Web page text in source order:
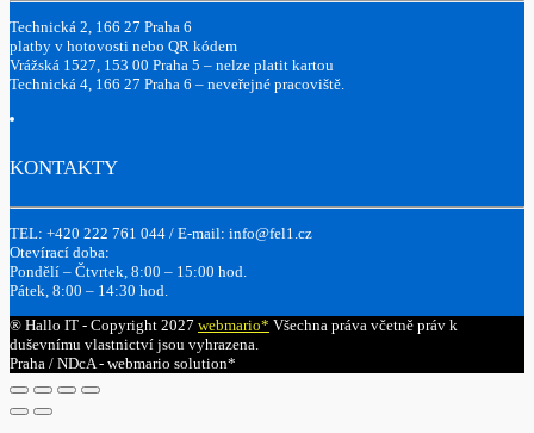
Technická 2, 166 27 Praha 6
platby v hotovosti nebo QR kódem
Vrážská 1527, 153 00 Praha 5 – nelze platit kartou
Technická 4, 166 27 Praha 6 – neveřejné pracoviště.
KONTAKTY
TEL: +420 222 761 044 / E-mail: info@fel1.cz
Otevírací doba:
Pondělí – Čtvrtek, 8:00 – 15:00 hod.
Pátek, 8:00 – 14:30 hod.
® Hallo IT - Copyright 2027 webmario* Všechna práva včetně práv k
duševnímu vlastnictví jsou vyhrazena.
Praha / NDcA - webmario solution*